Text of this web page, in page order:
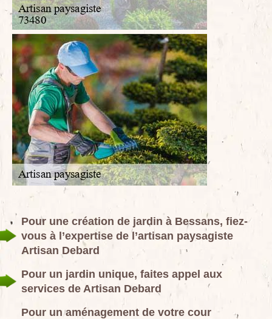
Pour une création de jardin à Bessans, fiez-
vous à l’expertise de l’artisan paysagiste
Artisan Debard
Pour un jardin unique, faites appel aux
services de Artisan Debard
Pour un aménagement de votre cour